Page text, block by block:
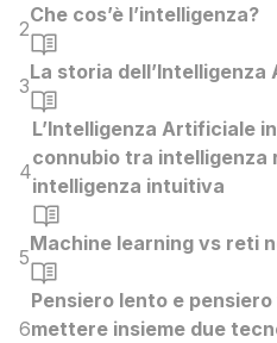
2
Che cos’è l’intelligenza?
3
La storia
4
L’Intelligenza Artificiale
connubio tra intelligenza
intelligenza intuitiva
5
Machine learning vs reti
6
Pensiero lento e
mettere insieme due